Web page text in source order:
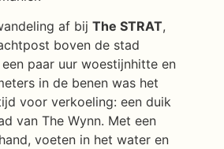
af bij The STRAT,
boven de stad
paar uur woestijnhitte en
in de benen was het
voor verkoeling: een duik
van The Wynn. Met een
voeten in het water en